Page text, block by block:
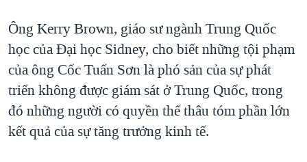
Ông Kerry Brown, giáo sư ngành Trung Quốc
học của Đại học Sidney, cho biết những tội phạm
của ông Cốc Tuấn Sơn là phó sản của sự phát
triển không được giám sát ở Trung Quốc, trong
đó những người có quyền thế thâu tóm phần lớn
kết quả của sự tăng trưởng kinh tế.